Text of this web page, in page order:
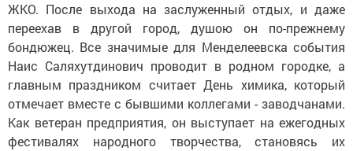
ЖКО. После выхода на заслуженный отдых, и даже
переехав в другой город, душою он по-прежнему
бондюжец. Все значимые для Менделеевска события
Наис Саляхутдинович проводит в родном городке, а
главным праздником считает День химика, который
отмечает вместе с бывшими коллегами - заводчанами.
Как ветеран предприятия, он выступает на ежегодных
фестивалях народного творчества, становясь их